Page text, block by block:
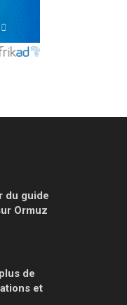
du guide
Ormuz
de
et